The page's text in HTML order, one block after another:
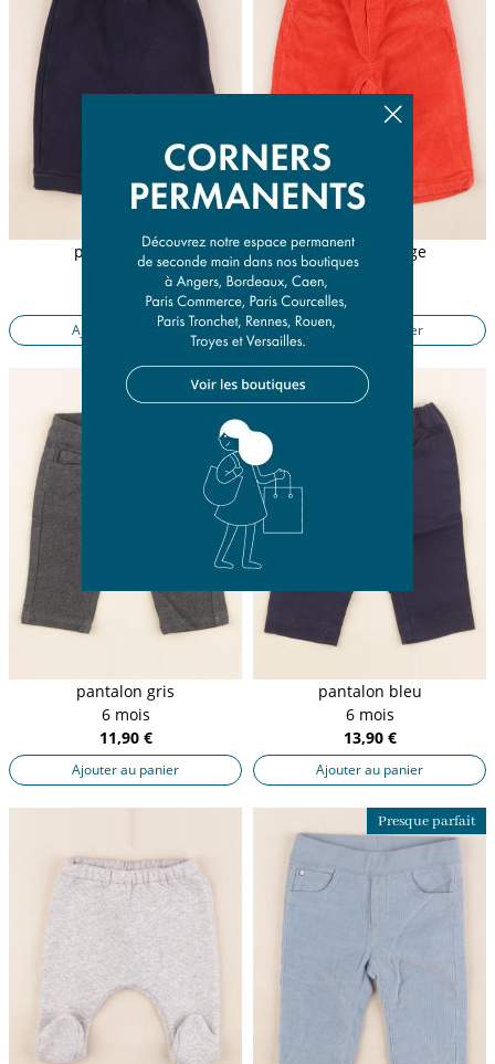
pantalon bleu
6 mois
8,90 €
Ajouter au panier
pantalon rouge
6 mois
13,90 €
Ajouter au panier
pantalon gris
6 mois
11,90 €
Ajouter au panier
pantalon bleu
6 mois
13,90 €
Ajouter au panier
Presque parfait